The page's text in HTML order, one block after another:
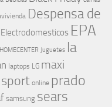
Despensa de
Electrodomesticos EPA
HOMECENTER Juguetes la
laptops LG maxi
online prado
samsung sears